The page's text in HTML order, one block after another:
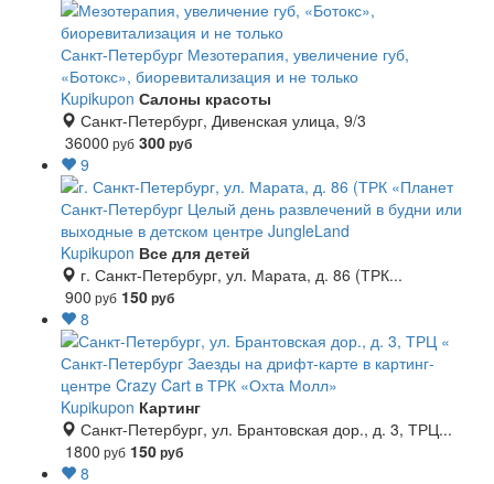
Санкт-Петербург Мезотерапия, увеличение губ,
«Ботокс», биоревитализация и не только
Kupikupon Салоны красоты
Санкт-Петербург, Дивенская улица, 9/3
36000 руб 300руб
9
Санкт-Петербург Целый день развлечений в будни или
выходные в детском центре JungleLand
Kupikupon Все для детей
г. Санкт-Петербург, ул. Марата, д. 86 (ТРК...
900 руб 150руб
8
Санкт-Петербург Заезды на дрифт-карте в картинг-
центре Crazy Cart в ТРК «Охта Молл»
Kupikupon Картинг
Санкт-Петербург, ул. Брантовская дор., д. 3, ТРЦ...
1800 руб 150руб
8